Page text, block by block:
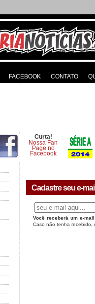
FACEBOOK CONTATO
Curta!
Nossa Fan
Page no
Facebook
Cadastre seu e-
Você receberá um e-
Caso não tenha recebido,